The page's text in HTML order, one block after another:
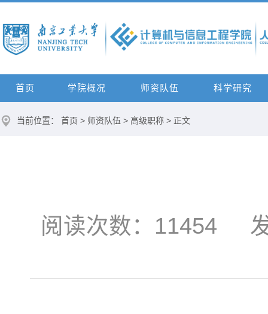
首页 学院概况 师资队伍 科学研究
当前位置： 首页 > 师资队伍 > 高级职称 > 正文
阅读次数： 11454 发